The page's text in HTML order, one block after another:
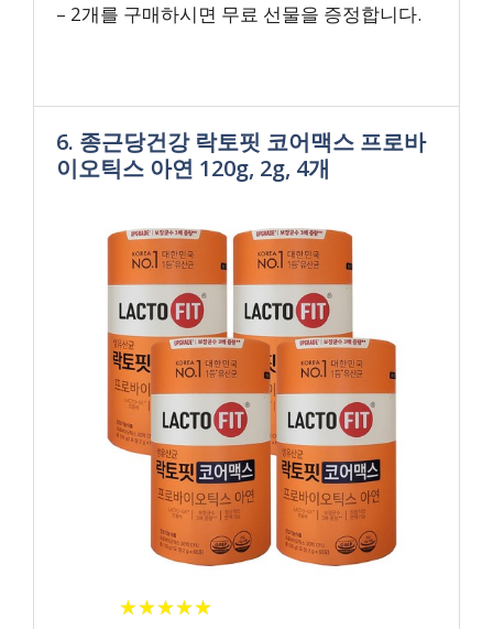
– 2개를 구매하시면 무료 선물을 증정합니다.
6. 종근당건강 락토핏 코어맥스 프로바
이오틱스 아연 120g, 2g, 4개
★★★★★
★★★★★